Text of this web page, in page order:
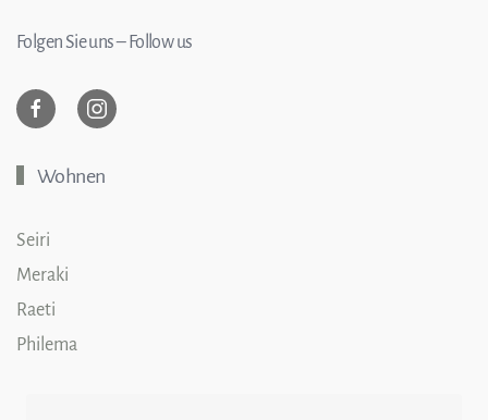
Folgen Sie uns – Follow us
Wohnen
Seiri
Meraki
Raeti
Philema